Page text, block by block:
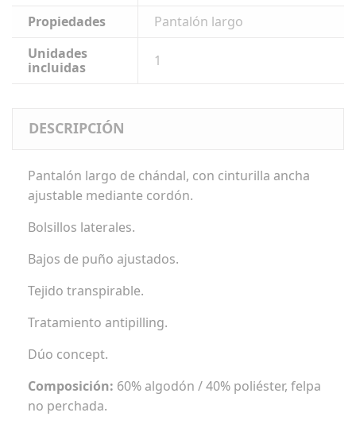
Propiedades
Pantalón largo
Unidades
incluidas
1
DESCRIPCIÓN
Pantalón largo de chándal, con cinturilla ancha
ajustable mediante cordón.
Bolsillos laterales.
Bajos de puño ajustados.
Tejido transpirable.
Tratamiento antipilling.
Dúo concept.
Composición: 60% algodón / 40% poliéster, felpa
no perchada.